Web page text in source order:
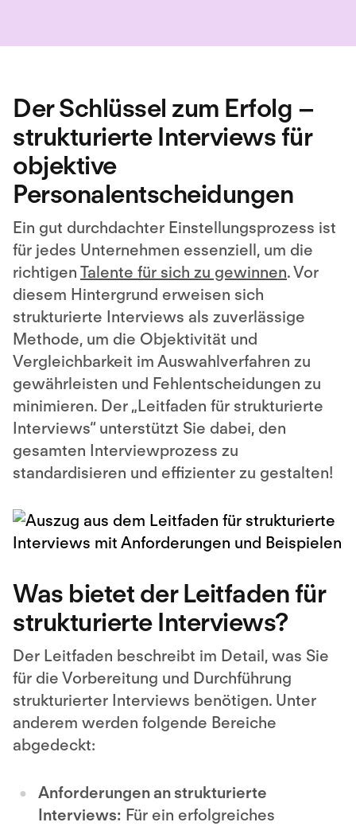
Der Schlüssel zum Erfolg –
strukturierte Interviews für
objektive
Personalentscheidungen
Ein gut durchdachter Einstellungsprozess ist
für jedes Unternehmen essenziell, um die
richtigenTalente für sich zu gewinnen. Vor
diesem Hintergrund erweisen sich
strukturierte Interviews als zuverlässige
Methode, um die Objektivität und
Vergleichbarkeit im Auswahlverfahren zu
gewährleisten und Fehlentscheidungen zu
minimieren. Der „Leitfaden für strukturierte
Interviews“ unterstützt Sie dabei, den
gesamten Interviewprozess zu
standardisieren und effizienter zu gestalten!
Was bietet der Leitfaden für
strukturierte Interviews?
Der Leitfaden beschreibt im Detail, was Sie
für die Vorbereitung und Durchführung
strukturierter Interviews benötigen. Unter
anderem werden folgende Bereiche
abgedeckt:
Anforderungen an strukturierte
Interviews: Für ein erfolgreiches